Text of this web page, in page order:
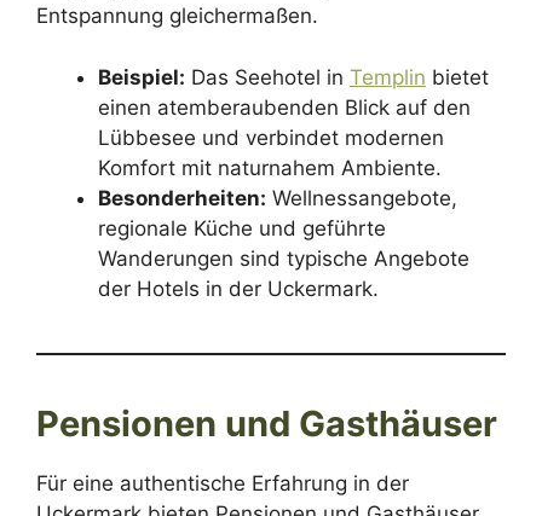
Entspannung gleichermaßen.
Beispiel: Das Seehotel in Templin bietet
einen atemberaubenden Blick auf den
Lübbesee und verbindet modernen
Komfort mit naturnahem Ambiente.
Besonderheiten: Wellnessangebote,
regionale Küche und geführte
Wanderungen sind typische Angebote
der Hotels in der Uckermark.
Pensionen und Gasthäuser
Für eine authentische Erfahrung in der